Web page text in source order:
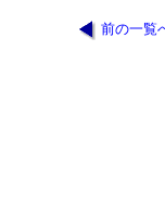
前の一覧